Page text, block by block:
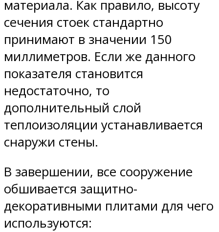
материала. Как правило, высоту
сечения стоек стандартно
принимают в значении 150
миллиметров. Если же данного
показателя становится
недостаточно, то
дополнительный слой
теплоизоляции устанавливается
снаружи стены.
В завершении, все сооружение
обшивается защитно-
декоративными плитами для чего
используются: